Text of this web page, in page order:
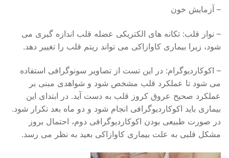
– آزمایش خون
– نوار قلب: تکانه های الکتریکی عضله قلب اندازه گیری می
شود، زیرا بیماری کاوازاکی می تواند ریتم قلب را تغییر دهد.
– اکوکاردیوگرام: در این تست از تصاویر سونوگرافی استفاده
می شود تا عملکرد قلب مشخص شود و شواهدی مبنی بر
عملکرد صحیح عروق کروز قلب به دست آید. در ابتدای این
بیماری باید اکوکاردیوگرافی انجام شود و دو ماه بعد تکرار شود.
در صورت طبیعی بودن اکوکاردیوگرافی دوم، احتمال بروز
مشکل قلبی به علت بیماری کاوازاکی بعید به نظر می رسد.